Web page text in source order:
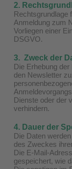
2.
Rechtsgrundlage
Anmeldung zum
Vorliegen einer
DSGVO.
3. Zweck der
Die Erhebung
den Newsletter
Dienste oder der
verhindern.
4. Dauer der
Die Daten
des Zweckes
Die E-Mail-
gespeichert, wie